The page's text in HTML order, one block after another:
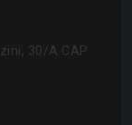
30/a CAP